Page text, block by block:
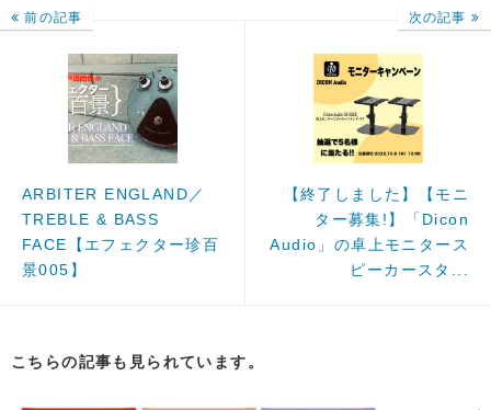
前の記事
ARBITER ENGLAND／
TREBLE & BASS
FACE【エフェクター珍百
景005】
次の記事
【終了しました】【モニ
ター募集!】「Dicon
Audio」の卓上モニタース
ピーカースタ...
こちらの記事も見られています。